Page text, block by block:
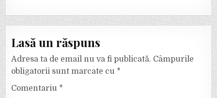
Lasă un răspuns
Adresa ta de email nu va fi publicată. Câmpurile
obligatorii sunt marcate cu *
Comentariu *